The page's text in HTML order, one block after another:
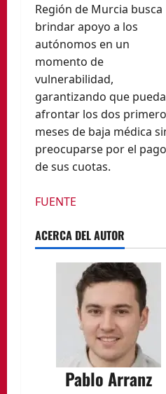
Región de Murcia busca
brindar apoyo a los
autónomos en un
momento de
vulnerabilidad,
garantizando que
afrontar los dos
meses de baja médica
preocuparse por el pago
de sus cuotas.
FUENTE
ACERCA DEL AUTOR
Pablo Arranz